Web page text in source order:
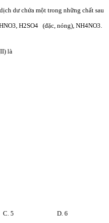
dư chứa một trong những chất sau
H2SO4 (đặc, nóng), NH4NO3.
là
5 D. 6